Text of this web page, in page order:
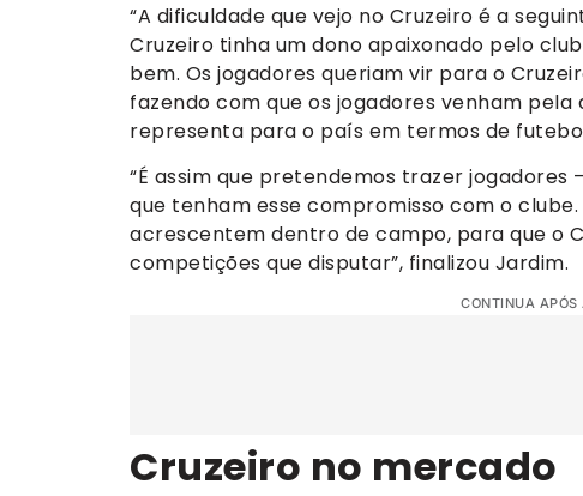
“A dificuldade que vejo no Cruzeiro é a
Cruzeiro tinha um dono apaixonado pelo
bem. Os jogadores queriam vir para o
fazendo com que os jogadores venham pela
representa para o país em termos de
“É assim que pretendemos trazer
que tenham esse compromisso com o
acrescentem dentro de campo, para que o
competições que disputar”, finalizou Jardim.
CONTINUA APÓS
Cruzeiro no mercado